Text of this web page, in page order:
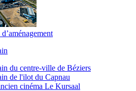
du centre-ville de Béziers
de l'ilot du Capnau
cinéma Le Kursaal